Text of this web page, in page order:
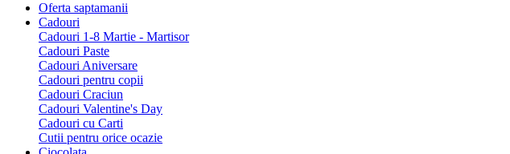
Oferta saptamanii
Cadouri
Cadouri 1-8 Martie - Martisor
Cadouri Paste
Cadouri Aniversare
Cadouri pentru copii
Cadouri Craciun
Cadouri Valentine's Day
Cadouri cu Carti
Cutii pentru orice ocazie